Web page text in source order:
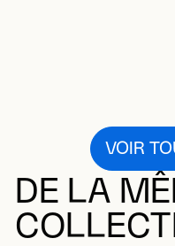
VOIR
DE LA